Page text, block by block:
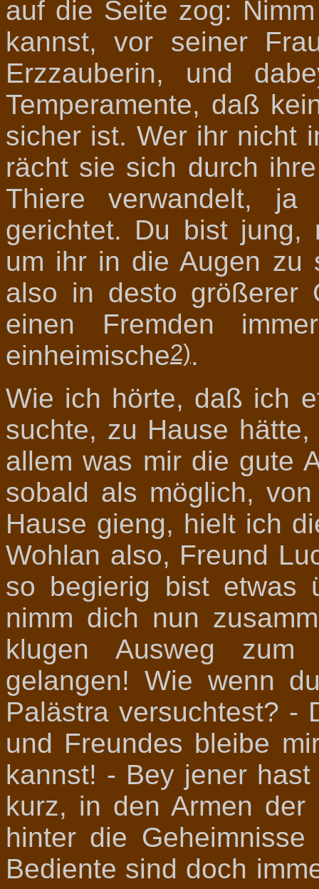
auf die Seite zog:
kannst, vor seiner
Erzzauberin, und
Temperamente, daß
sicher ist. Wer ihr nicht
rächt sie sich durch
Thiere verwandelt,
gerichtet. Du bist jung,
um ihr in die Augen zu
also in desto größerer
einen Fremden
einheimische2).
Wie ich hörte, daß ich
suchte, zu Hause
allem was mir die gute
sobald als möglich,
Hause gieng, hielt ich
Wohlan also, Freund
so begierig bist etwas
nimm dich nun
klugen Ausweg
gelangen! Wie wenn
Palästra versuchtest? -
und Freundes bleibe
kannst! - Bey jener
kurz, in den Armen
hinter die
Bediente sind doch